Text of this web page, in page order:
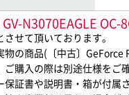
GV-N3070EAGLE
せて頂いております。
の商品(〔中古〕GeForce
購入の際は別途仕様をご
証書や説明書・箱が付属